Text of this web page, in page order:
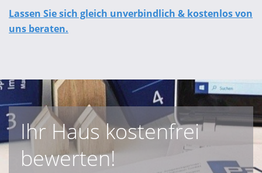
Lassen Sie sich gleich unverbindlich & kostenlos von
uns beraten.
Ihr Haus kostenfrei
bewerten!